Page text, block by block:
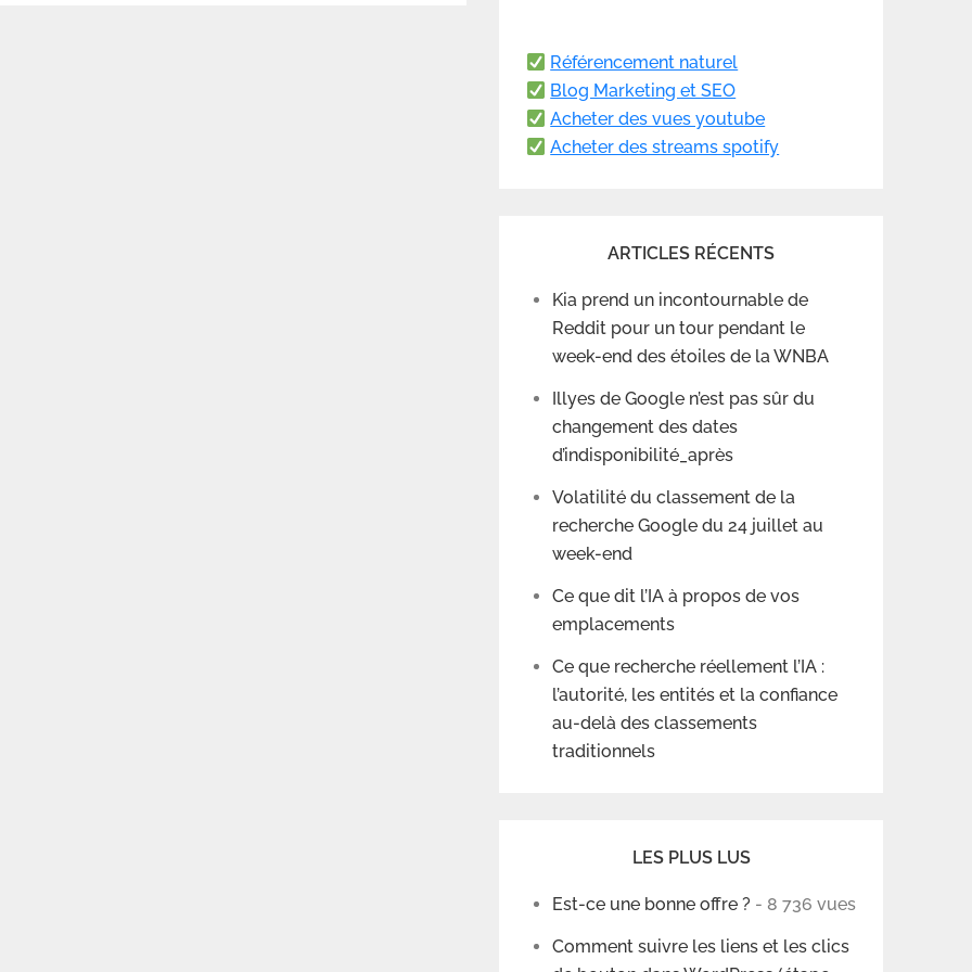
Référencement naturel
Blog Marketing et SEO
Acheter des vues youtube
Acheter des streams spotify
ARTICLES RÉCENTS
Kia prend un incontournable de
Reddit pour un tour pendant le
week-end des étoiles de la WNBA
Illyes de Google n’est pas sûr du
changement des dates
d’indisponibilité_après
Volatilité du classement de la
recherche Google du 24 juillet au
week-end
Ce que dit l’IA à propos de vos
emplacements
Ce que recherche réellement l’IA :
l’autorité, les entités et la confiance
au-delà des classements
traditionnels
LES PLUS LUS
Est-ce une bonne offre ? - 8 736 vues
Comment suivre les liens et les clics